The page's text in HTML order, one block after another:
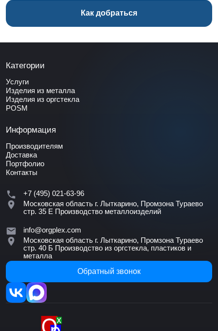
Как добраться
Категории
Услуги
Изделия из металла
Изделия из оргстекла
POSM
Информация
Производителям
Доставка
Портфолио
Контакты
+7 (495) 021-63-96
Московская область г. Лыткарино, Промзона Тураево
стр. 35 Е Производство металлоизделий
info@orgplex.com
Московская область г. Лыткарино, Промзона Тураево
стр. 40 Б Производство из оргстекла, пластиков и
металла
Обратный звонок